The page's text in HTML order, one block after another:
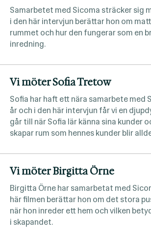
Samarbetet med Sicoma sträcker sig
i den här intervjun berättar hon om
rummet och hur den fungerar som en
inredning.
Vi möter Sofia Tretow
Sofia har haft ett nära samarbete med
år och i den här intervjun får vi en
går till när Sofia lär känna sina kunder
skapar rum som hennes kunder blir
Vi möter Birgitta Örne
Birgitta Örne har samarbetat med
här filmen berättar hon om det stora
när hon inreder ett hem och vilken
i skapandet.